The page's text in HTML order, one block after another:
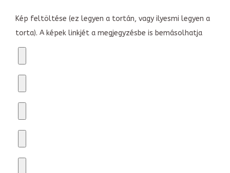
Kép feltöltése (ez legyen a tortán, vagy ilyesmi legyen a
torta). A képek linkjét a megjegyzésbe is bemásolhatja